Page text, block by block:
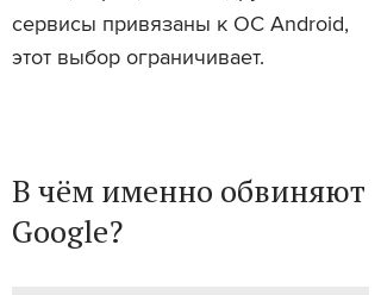
сервисы привязаны к ОС Android,
этот выбор ограничивает.
В чём именно обвиняют
Google?